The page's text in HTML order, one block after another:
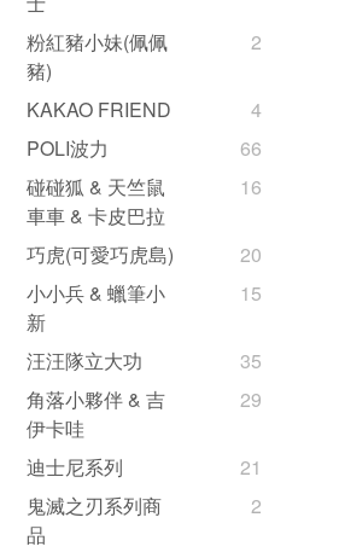
粉紅豬小妹(佩佩
豬)
2
KAKAO FRIEND
4
POLI波力
66
碰碰狐 & 天竺鼠
車車 & 卡皮巴拉
16
巧虎(可愛巧虎島)
20
小小兵 & 蠟筆小
新
15
汪汪隊立大功
35
角落小夥伴 & 吉
伊卡哇
29
迪士尼系列
21
鬼滅之刃系列商
品
2